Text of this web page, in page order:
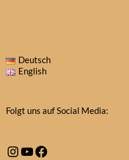
Deutsch
English
Folgt uns auf Social Media:
Instagram
YouTube
Facebook